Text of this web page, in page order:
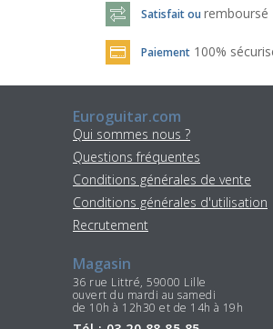
Satisfait ou remboursé
Paiement 100%
Euroguitar.com
Qui sommes nous ?
Questions fréquentes
Conditions générales de vente
Conditions générales d'utilisation
Recrutement
Magasin
36 rue Littré, 59000 Lille
ouvert du mardi au samedi
de 10h à 12h30 et de 14h à 19h